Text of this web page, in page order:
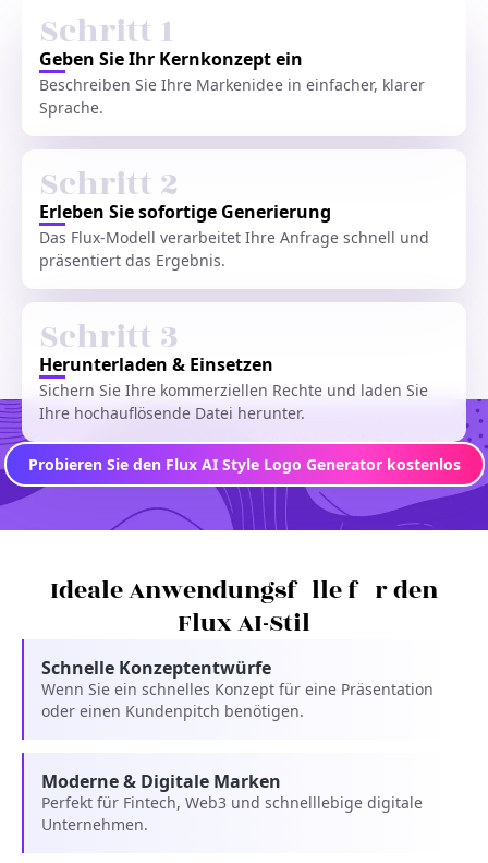
Schritt 1
Geben Sie Ihr Kernkonzept ein
Beschreiben Sie Ihre Markenidee in einfacher, klarer
Sprache.
Schritt 2
Erleben Sie sofortige Generierung
Das Flux-Modell verarbeitet Ihre Anfrage schnell und
präsentiert das Ergebnis.
Schritt 3
Herunterladen & Einsetzen
Sichern Sie Ihre kommerziellen Rechte und laden Sie
Ihre hochauflösende Datei herunter.
Probieren Sie den Flux AI Style Logo Generator kostenlos
Ideale Anwendungsfälle für den
Flux AI-Stil
Schnelle Konzeptentwürfe
Wenn Sie ein schnelles Konzept für eine Präsentation
oder einen Kundenpitch benötigen.
Moderne & Digitale Marken
Perfekt für Fintech, Web3 und schnelllebige digitale
Unternehmen.